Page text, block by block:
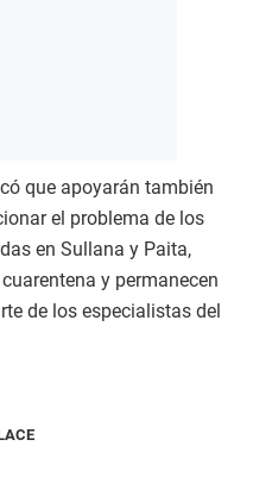
que apoyarán también
el problema de los
en Sullana y Paita,
y permanecen
de los especialistas del